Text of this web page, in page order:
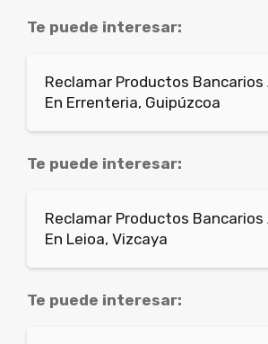
Te puede interesar:
Reclamar Productos Bancarios
En Errenteria, Guipúzcoa
Te puede interesar:
Reclamar Productos Bancarios
En Leioa, Vizcaya
Te puede interesar: